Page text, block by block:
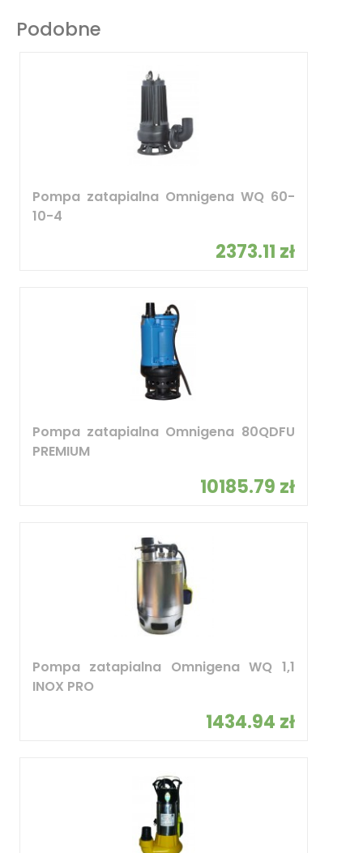
Podobne
Pompa zatapialna Omnigena WQ 60-
10-4
2373.11 zł
Pompa zatapialna Omnigena 80QDFU
PREMIUM
10185.79 zł
Pompa zatapialna Omnigena WQ 1,1
INOX PRO
1434.94 zł